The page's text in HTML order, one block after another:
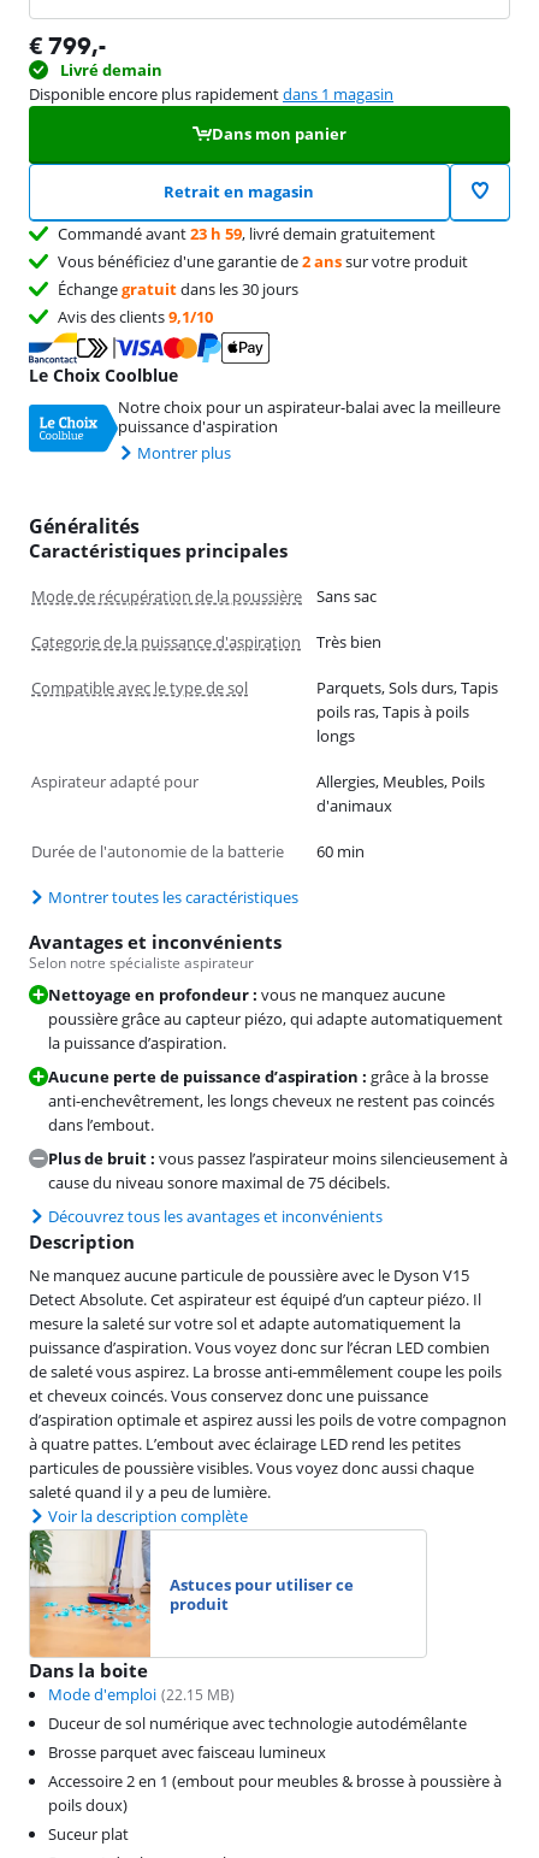
€ 799,-
Livré demain
Disponible encore plus rapidementdans 1 magasin
Dans mon panier
Retrait en magasin
Commandé avant23 h 59, livré demain gratuitement
Vous bénéficiez d'une garantie de2 anssur votre produit
Échangegratuitdans les 30 jours
Avis des clients9,1/10
Le Choix Coolblue
Notre choix pour un aspirateur-balai avec la meilleure
puissance d'aspiration
Montrer plus
Généralités
Caractéristiques principales
Mode de récupération de la poussière Sans sac
Categorie de la puissance d'aspiration Très bien
Compatible avec le type de sol
Parquets, Sols durs, Tapis
poils ras, Tapis à poils
longs
Aspirateur adapté pour
Allergies, Meubles, Poils
d'animaux
Durée de l'autonomie de la batterie 60 min
Montrer toutes les caractéristiques
Avantages et inconvénients
Selon notre spécialiste aspirateur
Nettoyage en profondeur : vous ne manquez aucune
poussière grâce au capteur piézo, qui adapte automatiquement
la puissance d’aspiration.
Aucune perte de puissance d’aspiration : grâce à la brosse
anti-enchevêtrement, les longs cheveux ne restent pas coincés
dans l’embout.
Plus de bruit : vous passez l’aspirateur moins silencieusement à
cause du niveau sonore maximal de 75 décibels.
Découvrez tous les avantages et inconvénients
Description
Ne manquez aucune particule de poussière avec le Dyson V15
Detect Absolute. Cet aspirateur est équipé d’un capteur piézo. Il
mesure la saleté sur votre sol et adapte automatiquement la
puissance d’aspiration. Vous voyez donc sur l’écran LED combien
de saleté vous aspirez. La brosse anti-emmêlement coupe les poils
et cheveux coincés. Vous conservez donc une puissance
d’aspiration optimale et aspirez aussi les poils de votre compagnon
à quatre pattes. L’embout avec éclairage LED rend les petites
particules de poussière visibles. Vous voyez donc aussi chaque
saleté quand il y a peu de lumière.
Voir la description complète
Astuces pour utiliser ce
produit
Dans la boite
Mode d'emploi (22.15 MB)
Duceur de sol numérique avec technologie autodémêlante
Brosse parquet avec faisceau lumineux
Accessoire 2 en 1 (embout pour meubles & brosse à poussière à
poils doux)
Suceur plat